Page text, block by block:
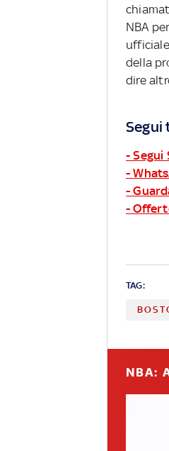
NBA
della
dire
Segui
- Segui
-
-
-
TAG:
NBA: